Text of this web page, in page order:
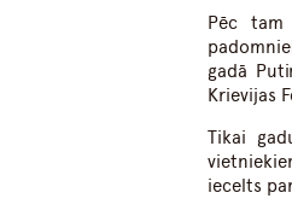
Pēc
gadā
Krievijas
Tikai
iecelts